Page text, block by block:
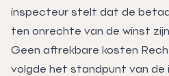
inspecteur stelt dat de
ten onrechte van de winst
Geen aftrekbare kosten
volgde het standpunt van